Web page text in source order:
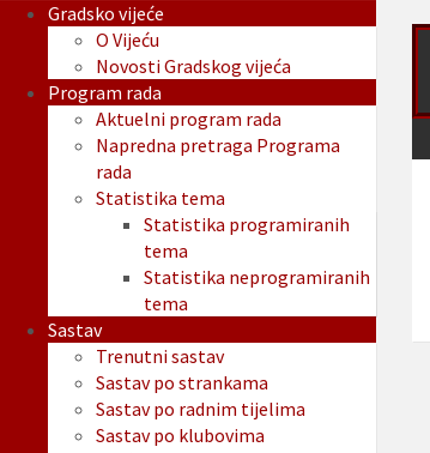
Gradsko vijeće
O Vijeću
Novosti Gradskog vijeća
Program rada
Aktuelni program rada
Napredna pretraga Programa
rada
Statistika tema
Statistika programiranih
tema
Statistika neprogramiranih
tema
Sastav
Trenutni sastav
Sastav po strankama
Sastav po radnim tijelima
Sastav po klubovima